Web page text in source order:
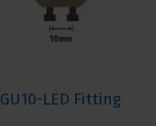
GU10-LED Fitting